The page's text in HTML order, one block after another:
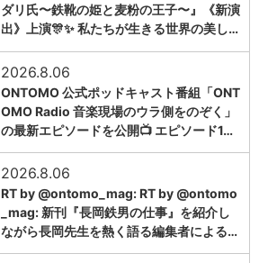
ダリ氏〜鉄靴の姫と麦粉の王子〜』《新演
出》上演🎊✨ 私たちが生きる世界の美し…
2026.8.06
ONTOMO 公式ポッドキャスト番組「ONT
OMO Radio 音楽現場のウラ側をのぞく」
の最新エピソードを公開📺 エピソード1…
2026.8.06
RT by @ontomo_mag: RT by @ontomo
_mag: 新刊『長岡鉄男の仕事』を紹介し
ながら長岡先生を熱く語る編集者による…